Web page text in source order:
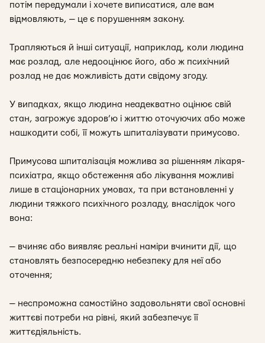
потім передумали і хочете виписатися, але вам
відмовляють, — це є порушенням закону.
Трапляються й інші ситуації, наприклад, коли людина
має розлад, але недооцінює його, або ж психічний
розлад не дає можливість дати свідому згоду.
У випадках, якщо людина неадекватно оцінює свій
стан, загрожує здоров’ю і життю оточуючих або може
нашкодити собі, її можуть шпиталізувати примусово.
Примусова шпиталізація можлива за рішенням лікаря-
психіатра, якщо обстеження або лікування можливі
лише в стаціонарних умовах, та при встановленні у
людини тяжкого психічного розладу, внаслідок чого
вона:
— вчиняє або виявляє реальні наміри вчинити дії, що
становлять безпосередню небезпеку для неї або
оточення;
— неспроможна самостійно задовольняти свої основні
життєві потреби на рівні, який забезпечує її
життєдіяльність.